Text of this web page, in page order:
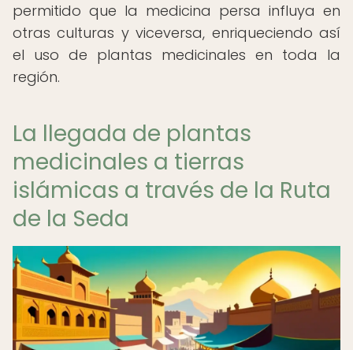
permitido que la medicina persa influya en
otras culturas y viceversa, enriqueciendo así
el uso de plantas medicinales en toda la
región.
La llegada de plantas
medicinales a tierras
islámicas a través de la Ruta
de la Seda